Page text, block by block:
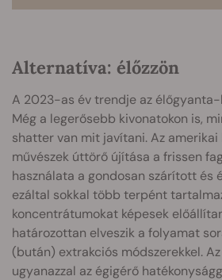
Alternatíva: élőzzön
A 2023-as év trendje az
Még a legerősebb kivonatokon is,
shatter van mit javítani. Az
művészek úttörő újítása a frissen
használata a gondosan szárított és
ezáltal sokkal több terpént
koncentrátumokat képesek
határozottan elveszik a folyamat
(bután) extrakciós módszerekkel.
ugyanazzal az égigérő